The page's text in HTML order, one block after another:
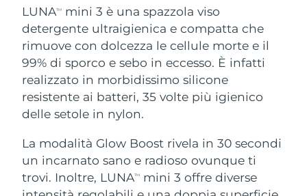
LUNATM
mini 3 è una spazzola viso
detergente ultraigienica e compatta che
rimuove con dolcezza le cellule morte e il
99% di sporco e sebo in eccesso. È infatti
realizzato in morbidissimo silicone
resistente ai batteri, 35 volte più igienico
delle setole in nylon.
La modalità Glow Boost rivela in 30 secondi
un incarnato sano e radioso ovunque ti
trovi. Inoltre, LUNATM
mini 3 offre diverse
Anti-aging massage
LUNA™ 4 Plus
Massage, LED heating
For men, anti-aging massage
Microcurrent toning
BEAR™ 2 go
Microcurrent toning on-the-go
Microcurrent line smoothing device
Idratazione
UFO™ 3 pacchetto
Deep facial hydration
UFO™ 3 LED
Near-infrared and red light therapy
device
Igiene orale
issa™ 4
Hybrid silicone sonic toothbrush
issa™ 4 plus
Smart hybrid silicone sonic toothbrush
TRATTAMENTI ANTI-AGE FAQ™
Anti-age Trattamenti LED
Bermuda Consegna stimata
Bosnia ed
Erzegovina
Consegna stimata8/11/26
Brunei Consegna stimata
Bulgaria
Canada Consegna stimata8/12/26
Cile Consegna stimata8/12/26